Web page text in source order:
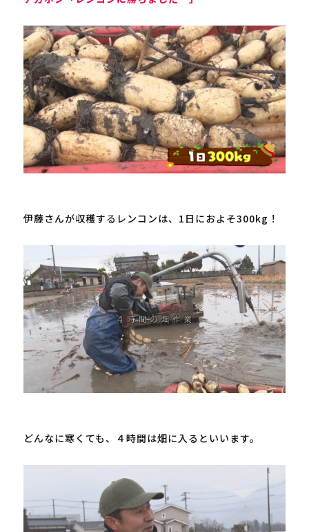
伊藤さんが収穫するレンコンは、 1 日におよそ300kg ！
どんなに寒くても、４時間は畑に入るといいます。